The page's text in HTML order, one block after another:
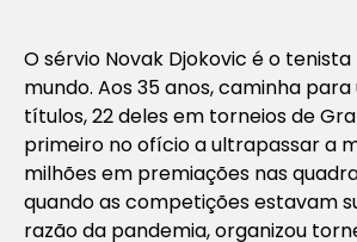
O sérvio Novak Djokovic é o
mundo. Aos 35 anos, caminha
títulos, 22 deles em torneios de
primeiro no ofício a ultrapassar a
milhões em premiações nas
quando as competições estavam
razão da pandemia, organizou